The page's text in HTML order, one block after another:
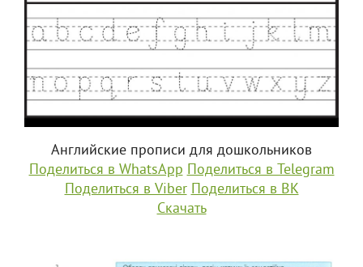
Английские прописи для дошкольников
Поделиться в WhatsApp Поделиться в Telegram
Поделиться в Viber Поделиться в ВК
Скачать